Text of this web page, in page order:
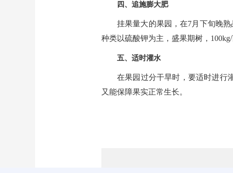
四、追施膨大肥
挂果量大的果园，在7月下旬晚
种类以硫酸钾为主，盛果期树，
五、适时灌水
在果园过分干旱时，要适时进行
又能保障果实正常生长。